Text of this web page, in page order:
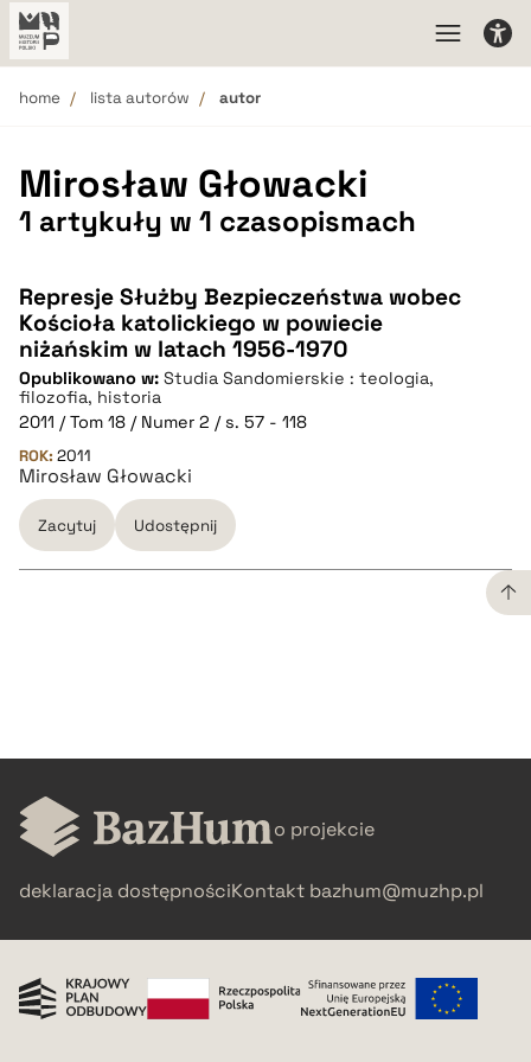
home lista autorów autor
Mirosław Głowacki
1 artykuły w 1 czasopismach
Represje Służby Bezpieczeństwa wobec
Kościoła katolickiego w powiecie
niżańskim w latach 1956-1970
Opublikowano w: Studia Sandomierskie : teologia,
filozofia, historia
2011 / Tom 18 / Numer 2 / s. 57 - 118
ROK: 2011
Mirosław Głowacki
Zacytuj Udostępnij
pobierz cytat
o projekcie
deklaracja dostępnościKontakt bazhum@muzhp.pl